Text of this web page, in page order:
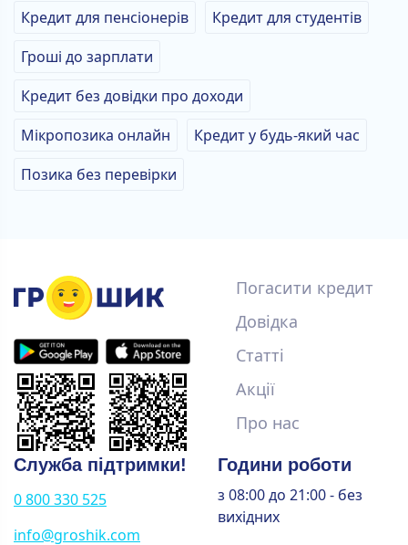
Кредит для пенсіонерів
Кредит для студентів
Гроші до зарплати
Кредит без довідки про доходи
Мікропозика онлайн
Кредит у будь-який час
Позика без перевірки
Погасити кредит
Довідка
Статті
Акції
Про нас
Служба підтримки!
0 800 330 525
info@groshik.com
Години роботи
з 08:00 до 21:00 - без
вихідних